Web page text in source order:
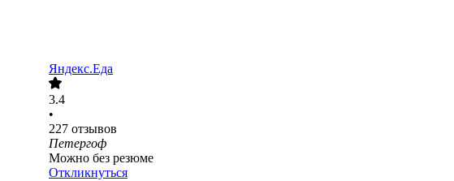
Яндекс.Еда
3.4
•
227 отзывов
Петергоф
Можно без резюме
Откликнуться